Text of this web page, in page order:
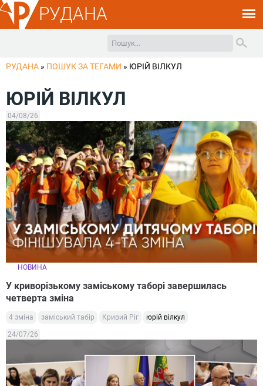
РУДАНА
РУДАНА » ПОШУК ЗА ТЕГАМИ » ЮРІЙ ВІЛКУЛ
ЮРІЙ ВІЛКУЛ
04/08/26
НОВИНА
У криворізькому заміському таборі завершилась
четверта зміна
4 зміна заміський табір Кривий Ріг юрій вілкул
24/07/26